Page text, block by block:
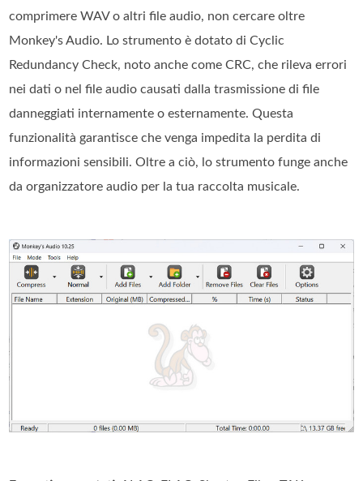
comprimere WAV o altri file audio, non cercare oltre
Monkey's Audio. Lo strumento è dotato di Cyclic
Redundancy Check, noto anche come CRC, che rileva errori
nei dati o nel file audio causati dalla trasmissione di file
danneggiati internamente o esternamente. Questa
funzionalità garantisce che venga impedita la perdita di
informazioni sensibili. Oltre a ciò, lo strumento funge anche
da organizzatore audio per la tua raccolta musicale.